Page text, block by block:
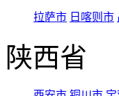
拉萨市 日喀则市
陕西省